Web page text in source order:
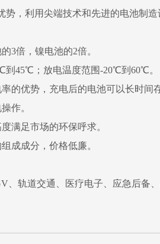
，利用尖端技术和先进的电池制
3倍，镍电池的2倍。
到45℃；放电温度范围-20℃到60℃。
的优势，充电后的电池可以长时间
作。
满足市场的环保呼求。
成成分，价格低廉。
、轨道交通、医疗电子、应急后备